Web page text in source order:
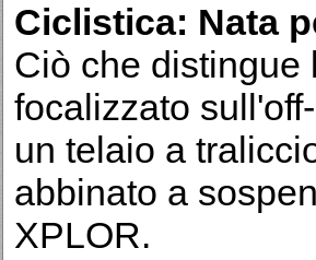
Ciclistica: Nata
Ciò che distingue
focalizzato
un telaio a
abbinato a
XPLOR.